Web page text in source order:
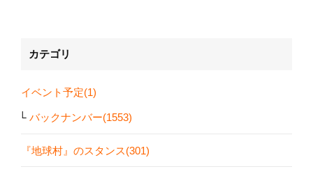
カテゴリ
イベント予定(1)
バックナンバー(1553)
『地球村』のスタンス(301)